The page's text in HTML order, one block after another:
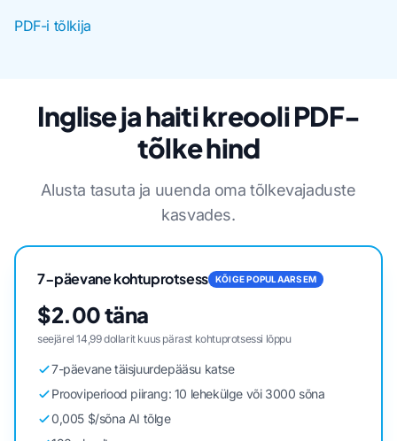
PDF-i tõlkija
Inglise ja haiti kreooli PDF-
tõlke hind
Alusta tasuta ja uuenda oma tõlkevajaduste
kasvades.
7-päevane kohtuprotsess KÕIGE POPULAARSEM
$2.00 täna
seejärel 14,99 dollarit kuus pärast kohtuprotsessi lõppu
7-päevane täisjuurdepääsu katse
Prooviperiood piirang: 10 lehekülge või 3000 sõna
0,005 $/sõna AI tõlge